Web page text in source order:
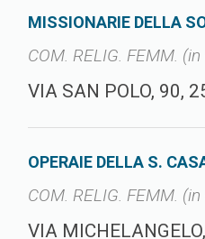
MISSIONARIE DELLA
COM. RELIG. FEMM.
VIA SAN POLO, 90,
OPERAIE DELLA S.
COM. RELIG. FEMM.
VIA